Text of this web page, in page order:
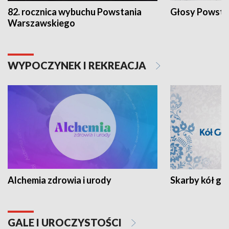
82. rocznica wybuchu Powstania
Warszawskiego
Głosy
WYPOCZYNEK I REKREACJA
Alchemia zdrowia i urody Skarby kół
GALE I UROCZYSTOŚCI